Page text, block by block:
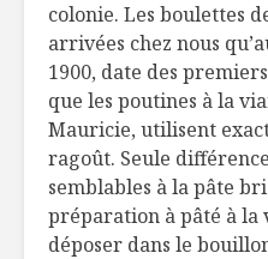
colonie. Les boulettes
arrivées chez nous
1900, date des
que les poutines à la
Mauricie, utilisent
ragoût. Seule
semblables à la pâte
préparation à pâté à la
déposer dans le